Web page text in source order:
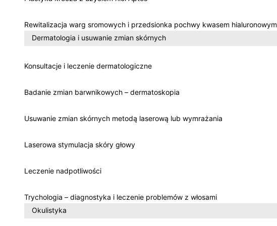
Rewitalizacja warg sromowych i przedsionka pochwy kwasem hialuronowym
Dermatologia i usuwanie zmian skórnych
Konsultacje i leczenie dermatologiczne
Badanie zmian barwnikowych – dermatoskopia
Usuwanie zmian skórnych metodą laserową lub wymrażania
Laserowa stymulacja skóry głowy
Leczenie nadpotliwości
Trychologia – diagnostyka i leczenie problemów z włosami
Okulistyka